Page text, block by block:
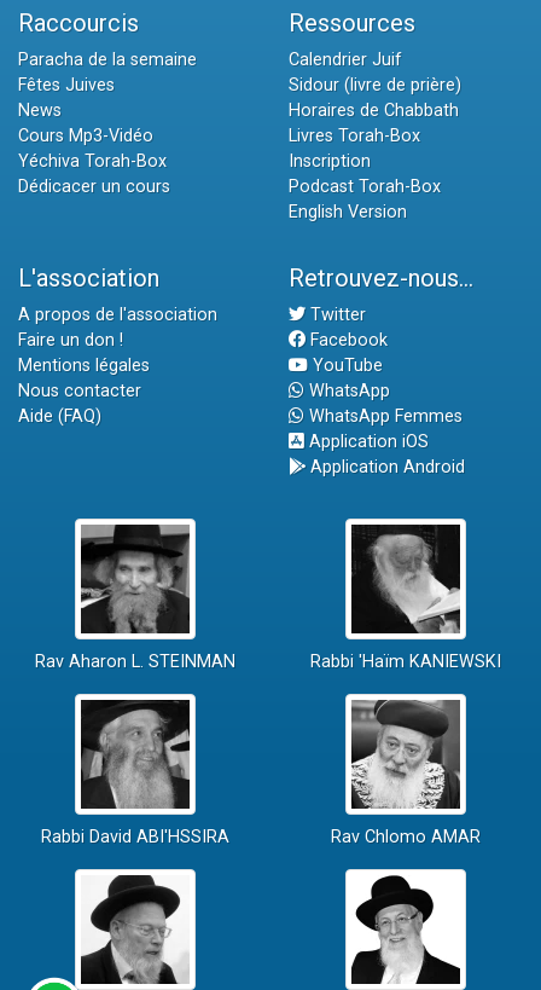
Raccourcis
Paracha de la semaine
Fêtes Juives
News
Cours Mp3-Vidéo
Yéchiva Torah-Box
Dédicacer un cours
Ressources
Calendrier Juif
Sidour (livre de prière)
Horaires de Chabbath
Livres Torah-Box
Inscription
Podcast Torah-Box
English Version
L'association
A propos de l'association
Faire un don !
Mentions légales
Nous contacter
Aide (FAQ)
Retrouvez-nous...
Twitter
Facebook
YouTube
WhatsApp
WhatsApp Femmes
Application iOS
Application Android
Rav Aharon L. STEINMAN Rabbi 'Haïm KANIEWSKI
Rabbi David ABI'HSSIRA Rav Chlomo AMAR